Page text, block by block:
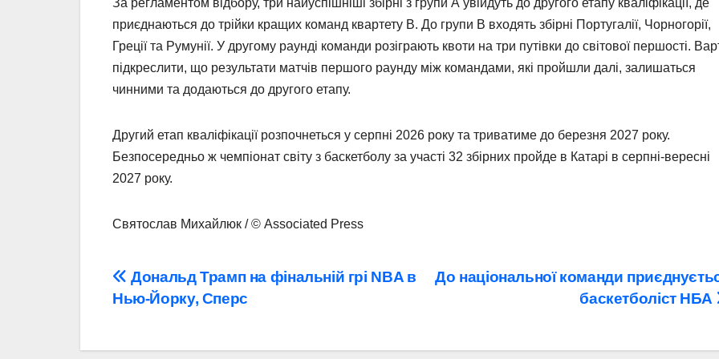
приєднаються до трійки кращих команд квартету B. До групи B входять збірні Португалії, Чорногорії,
Греції та Румунії. У другому раунді команди розіграють квоти на три путівки до світової першості.
підкреслити, що результати матчів першого раунду між командами, які пройшли далі, залишаться
чинними та додаються до другого етапу.
Другий етап кваліфікації розпочнеться у серпні 2026 року та триватиме до березня 2027 року.
Безпосередньо ж чемпіонат світу з баскетболу за участі 32 збірних пройде в Катарі в серпні-вересні
2027 року.
Святослав Михайлюк / © Associated Press
Навігація
записів
До національної команди
баскетболіст НБА
Дональд Трамп на фінальній грі NBA в
Нью-Йорку, Сперс